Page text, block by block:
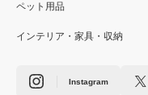
ペット用品
インテリア・家具・収納
Instagram